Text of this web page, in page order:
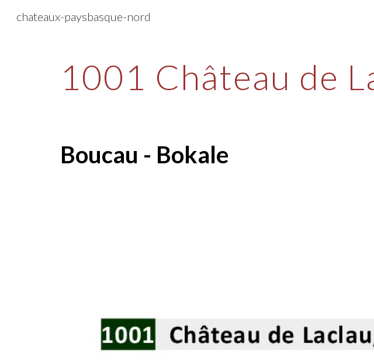
chateaux-paysbasque-nord
1001 Château de
Boucau - Bokale